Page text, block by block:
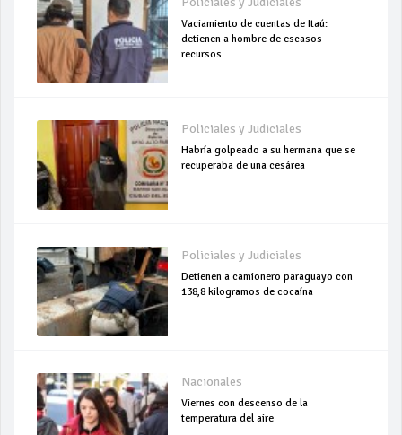
Vaciamiento de cuentas de Itaú:
detienen a hombre de escasos
recursos
Policiales y Judiciales
Habría golpeado a su hermana que se
recuperaba de una cesárea
Policiales y Judiciales
Detienen a camionero paraguayo con
138,8 kilogramos de cocaína
Nacionales
Viernes con descenso de la
temperatura del aire